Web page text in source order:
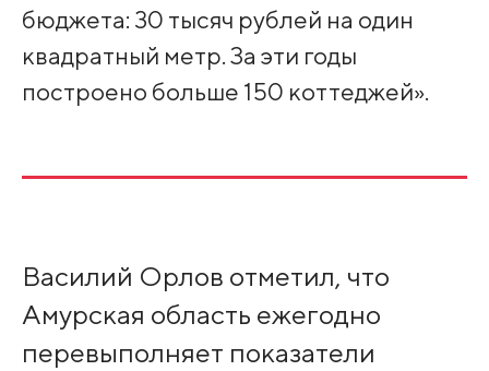
бюджета: 30 тысяч рублей на один
квадратный метр. За эти годы
построено больше 150 коттеджей».
Василий Орлов отметил, что
Амурская область ежегодно
перевыполняет показатели